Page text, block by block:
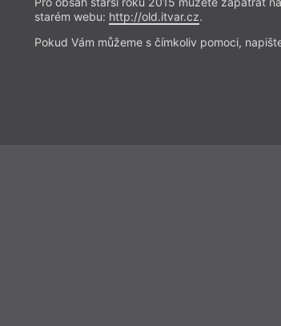
starém webu: http://old.itvar.cz.
Pokud Vám můžeme s čímkoliv pomoci,